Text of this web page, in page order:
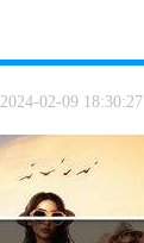
2024-02-09 18:30:27